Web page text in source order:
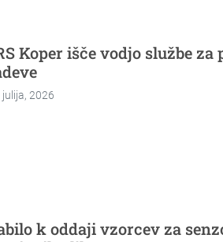
Koper išče vodjo službe
julija, 2026
k oddaji vzorcev za